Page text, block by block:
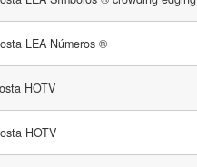
LEA Números ®
HOTV
HOTV